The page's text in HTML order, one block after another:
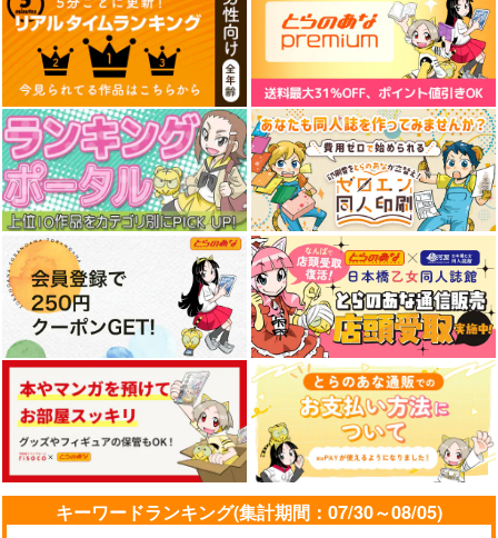
作品詳細 作品詳細 作品詳細
彷徨いの冥～天～/境
界線上のランデブー
少女フラクタル
2,750円（税込）
サンプル
作品詳細
零二咲ク漣
サガロイド
1,650 （税込）
サンプル
作品詳細
一途【完全特装版】
人生あの日まで君と競
走
8,561円（税込）
キバナ
サンプル
作品詳細
【有償特典】座るアク
リルスタンド（なんか
もうあーあって感じ。
2（通常版・特装
版））
三交社
2,090円（税込）
サンプル
作品詳細
【有償特典】8P小冊
子&座るアクリルスタ
ンド（なんかもうあー
あって感じ。2（通常
版・特装版））
三交社
2,300円（税込）
サンプル
作品詳細
特装版 ボーイッシュ
彼女が可愛すぎる 5
スクウェア・エニック
ス
1,470円（税込）
サンプル
作品詳細
キーワードランキング(集計期間：07/30～08/05)